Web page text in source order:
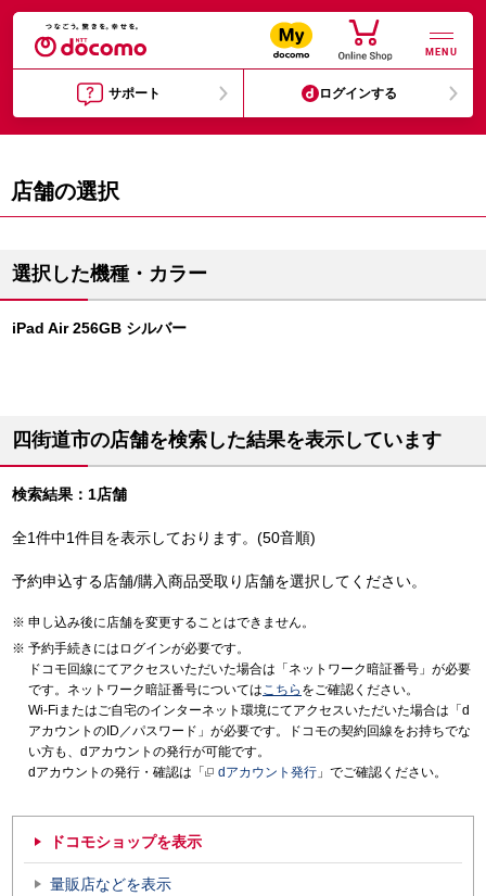
MENU
サポート ログインする
店舗の選択
選択した機種・カラー
iPad Air 256GB シルバー
四街道市の店舗を検索した結果を表示しています
検索結果：1店舗
全1件中1件目を表示しております。(50音順)
予約申込する店舗/購入商品受取り店舗を選択してください。
申し込み後に店舗を変更することはできません。
予約手続きにはログインが必要です。
ドコモ回線にてアクセスいただいた場合は「ネットワーク暗証番号」が必要
です。ネットワーク暗証番号についてはこちら をご確認ください。
Wi-Fiまたはご自宅のインターネット環境にてアクセスいただいた場合は「d
アカウントのID／パスワード」が必要です。ドコモの契約回線をお持ちでな
い方も、dアカウントの発行が可能です。
dアカウントの発行・確認は「
dアカウント発行 」でご確認ください。
ドコモショップを表示
量販店などを表示